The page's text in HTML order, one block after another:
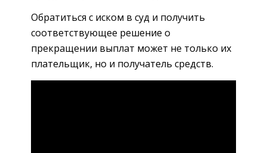
Обратиться с иском в суд и получить
соответствующее решение о
прекращении выплат может не только их
плательщик, но и получатель средств.